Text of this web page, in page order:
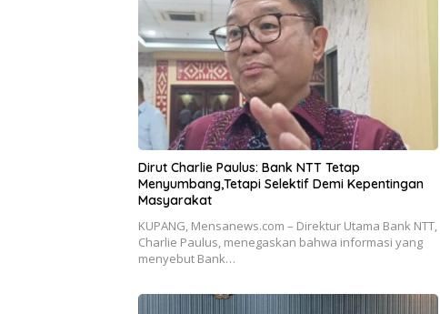
Dirut Charlie Paulus: Bank NTT Tetap
Menyumbang,Tetapi Selektif Demi Kepentingan
Masyarakat
KUPANG, Mensanews.com – Direktur Utama Bank NTT,
Charlie Paulus, menegaskan bahwa informasi yang
menyebut Bank…